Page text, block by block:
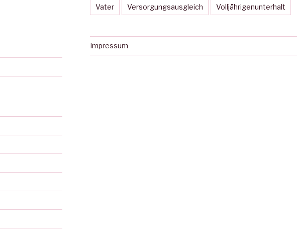
Vater Versorgungsausgleich Volljährigenunterhalt
Impressum